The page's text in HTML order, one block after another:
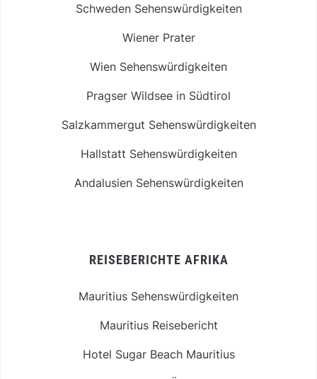
Schweden Sehenswürdigkeiten
Wiener Prater
Wien Sehenswürdigkeiten
Pragser Wildsee in Südtirol
Salzkammergut Sehenswürdigkeiten
Hallstatt Sehenswürdigkeiten
Andalusien Sehenswürdigkeiten
REISEBERICHTE AFRIKA
Mauritius Sehenswürdigkeiten
Mauritius Reisebericht
Hotel Sugar Beach Mauritius